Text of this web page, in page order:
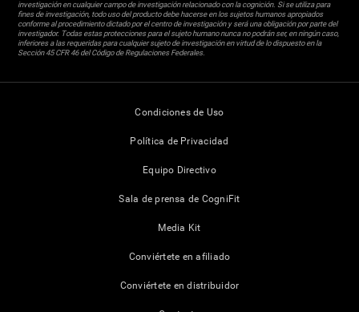
investigación en cualquier campo de investigación relacionado con la cognición. Si se utiliza para
fines de investigación, todo uso del producto debe hacerse en los sujetos humanos apropiados
conforme al procedimiento dictado por el centro de investigación y será una obligación por parte del
investigador. Todas estas protecciones para el sujeto humano nunca no podrán ser, en ningún caso,
inferiores a las requeridas para cualquier sujeto de investigación en virtud de lo dispuesto en la
Sección 45 CFR 46 del Código de Regulaciones Federales.
Condiciones de Uso
Política de Privacidad
Equipo Directivo
Sala de prensa de CogniFit
Media Kit
Conviértete en afiliado
Conviértete en distribuidor